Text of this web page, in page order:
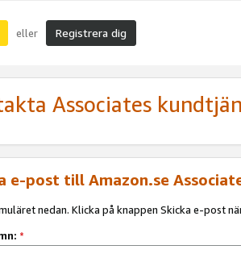
eller Registrera dig
Associates
e-post till Amazon.se
nedan. Klicka på knappen Skicka e-post
*